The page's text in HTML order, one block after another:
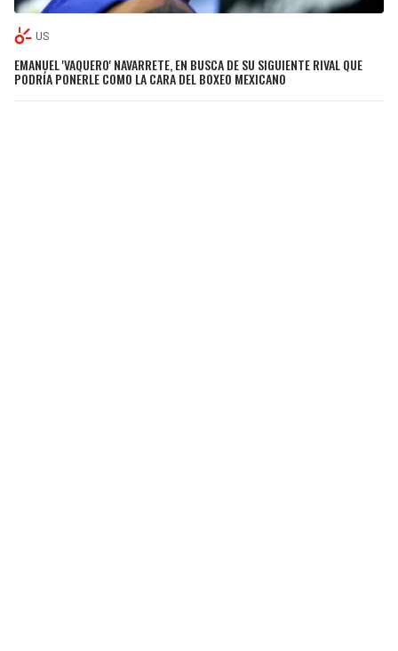
US
EMANUEL 'VAQUERO' NAVARRETE, EN BUSCA DE SU SIGUIENTE RIVAL QUE
PODRÍA PONERLE COMO LA CARA DEL BOXEO MEXICANO